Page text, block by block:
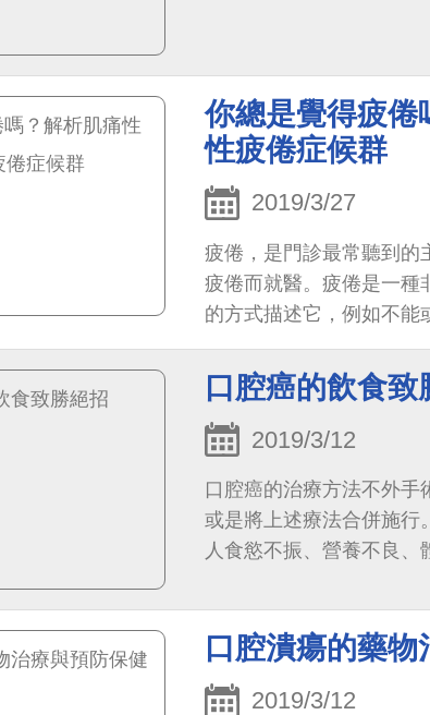
你總是覺得疲倦
性疲倦症候群
2019/3/27
疲倦，是門診最常聽到的
疲倦而就醫。疲倦是一種
的方式描述它，例如不能
行的日常活動容易感到疲
口腔癌的飲食致
2019/3/12
口腔癌的治療方法不外手
或是將上述療法合併施行
人食慾不振、營養不良
口腔潰瘍的藥
2019/3/12